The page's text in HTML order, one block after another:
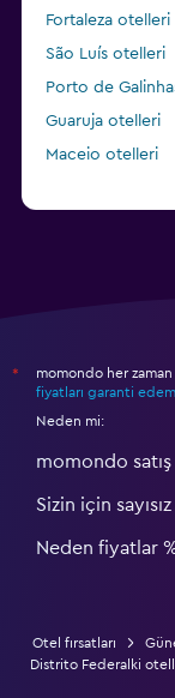
Fortaleza otelleri
São Luís otelleri
Porto de
Guaruja otelleri
Maceio otelleri
*
momondo her
fiyatları garanti
Neden mi:
momondo
Sizin için
Neden fiyatlar
Otel fırsatları
Distrito Federalki